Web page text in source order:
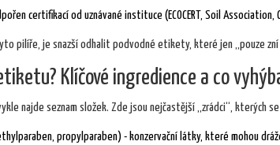
certifikací od uznávané instituce (ECOCERT, Soil Association,
pilíře, je snazší odhalit podvodné etikety, které jen „pouze zní
Klíčové ingredience a co
najde seznam složek. Zde jsou nejčastější „zrádci“, kterých
propylparaben) - konzervační látky, které mohou